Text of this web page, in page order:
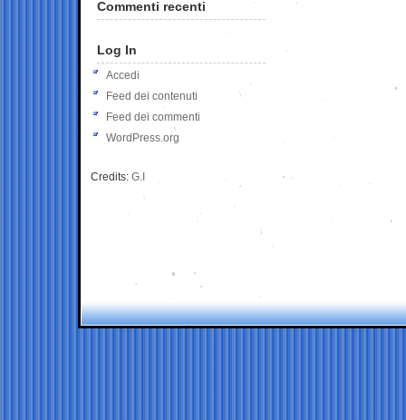
Commenti recenti
Log In
Accedi
Feed dei contenuti
Feed dei commenti
WordPress.org
Credits: G.I